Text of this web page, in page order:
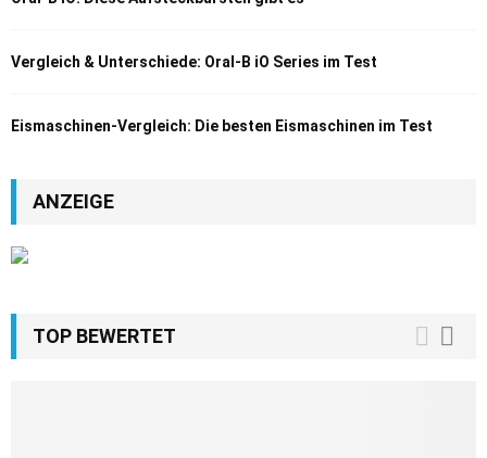
Vergleich & Unterschiede: Oral-B iO Series im Test
Eismaschinen-Vergleich: Die besten Eismaschinen im Test
ANZEIGE
TOP BEWERTET